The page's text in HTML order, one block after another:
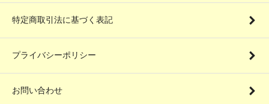
特定商取引法に基づく表記
プライバシーポリシー
お問い合わせ